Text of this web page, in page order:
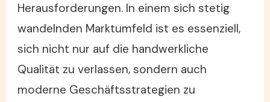
Herausforderungen. In einem sich stetig
wandelnden Marktumfeld ist es essenziell,
sich nicht nur auf die handwerkliche
Qualität zu verlassen, sondern auch
moderne Geschäftsstrategien zu